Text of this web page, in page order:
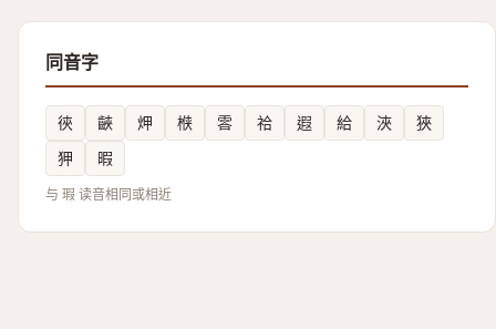
同音字
㣣 䶝 炠 㮉 䨐 祫 遐 給 浹
狹
狎
暇
与 瑕 读音相同或相近